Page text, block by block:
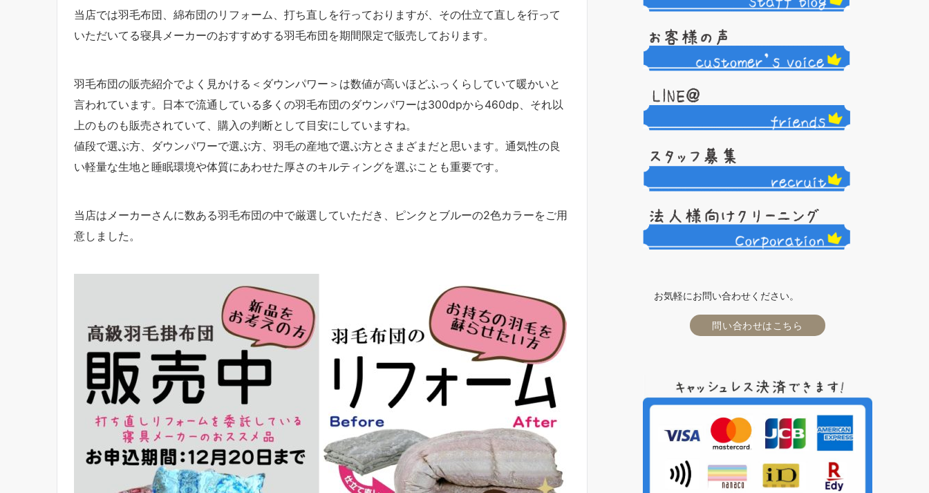
当店では羽毛布団、綿布団のリフォーム、打ち直しを行っておりますが、その仕立て直しを行って
いただいてる寝具メーカーのおすすめする羽毛布団を期間限定で販売しております。
羽毛布団の販売紹介でよく見かける＜ダウンパワー＞は数値が高いほどふっくらしていて暖かいと
言われています。日本で流通している多くの羽毛布団のダウンパワーは300dpから460dp、それ以
上のものも販売されていて、購入の判断として目安にしていますね。
値段で選ぶ方、ダウンパワーで選ぶ方、羽毛の産地で選ぶ方とさまざまだと思います。通気性の良
い軽量な生地と睡眠環境や体質にあわせた厚さのキルティングを選ぶことも重要です。
当店はメーカーさんに数ある羽毛布団の中で厳選していただき、ピンクとブルーの2色カラーをご用
意しました。
お気軽にお問い合わせください。
問い合わせはこちら